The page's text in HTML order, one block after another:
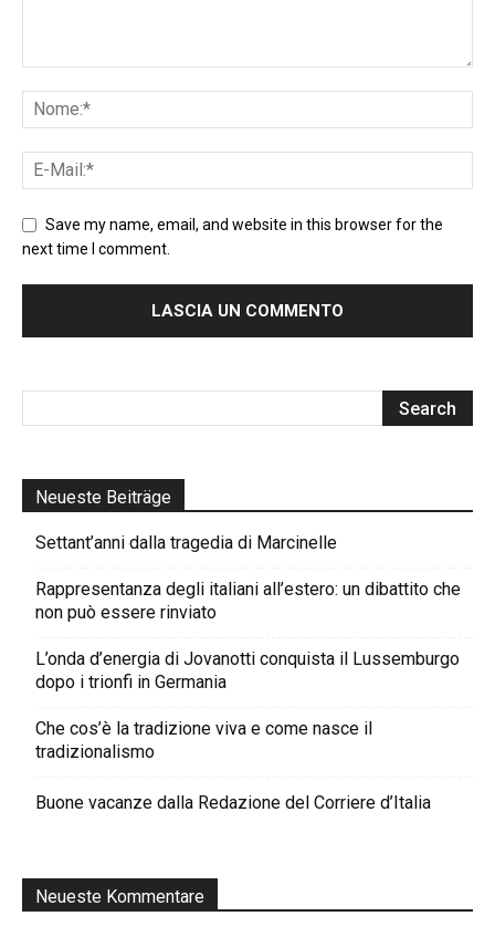
Save my name, email, and website in this browser for the
next time I comment.
Neueste Beiträge
Settant’anni dalla tragedia di Marcinelle
Rappresentanza degli italiani all’estero: un dibattito che
non può essere rinviato
L’onda d’energia di Jovanotti conquista il Lussemburgo
dopo i trionfi in Germania
Che cos’è la tradizione viva e come nasce il
tradizionalismo
Buone vacanze dalla Redazione del Corriere d’Italia
Neueste Kommentare